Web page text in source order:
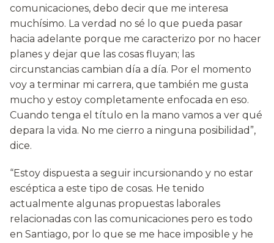
comunicaciones, debo decir que me interesa
muchísimo. La verdad no sé lo que pueda pasar
hacia adelante porque me caracterizo por no hacer
planes y dejar que las cosas fluyan; las
circunstancias cambian día a día. Por el momento
voy a terminar mi carrera, que también me gusta
mucho y estoy completamente enfocada en eso.
Cuando tenga el título en la mano vamos a ver qué
depara la vida. No me cierro a ninguna posibilidad”,
dice.
“Estoy dispuesta a seguir incursionando y no estar
escéptica a este tipo de cosas. He tenido
actualmente algunas propuestas laborales
relacionadas con las comunicaciones pero es todo
en Santiago, por lo que se me hace imposible y he